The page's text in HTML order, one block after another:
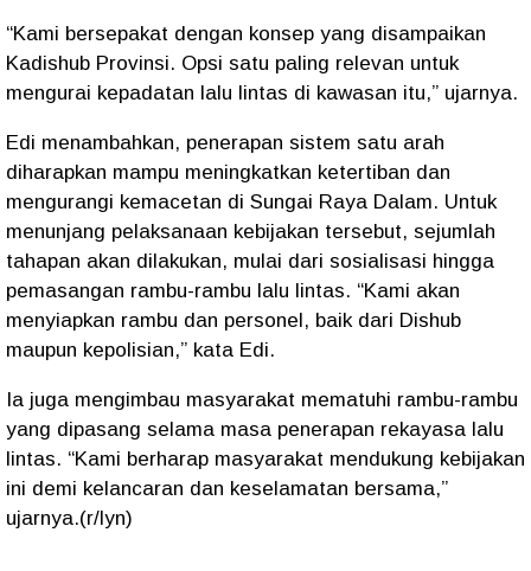
“Kami bersepakat dengan konsep yang disampaikan
Kadishub Provinsi. Opsi satu paling relevan untuk
mengurai kepadatan lalu lintas di kawasan itu,” ujarnya.
Edi menambahkan, penerapan sistem satu arah
diharapkan mampu meningkatkan ketertiban dan
mengurangi kemacetan di Sungai Raya Dalam. Untuk
menunjang pelaksanaan kebijakan tersebut, sejumlah
tahapan akan dilakukan, mulai dari sosialisasi hingga
pemasangan rambu-rambu lalu lintas. “Kami akan
menyiapkan rambu dan personel, baik dari Dishub
maupun kepolisian,” kata Edi.
Ia juga mengimbau masyarakat mematuhi rambu-rambu
yang dipasang selama masa penerapan rekayasa lalu
lintas. “Kami berharap masyarakat mendukung kebijakan
ini demi kelancaran dan keselamatan bersama,”
ujarnya.(r/lyn)